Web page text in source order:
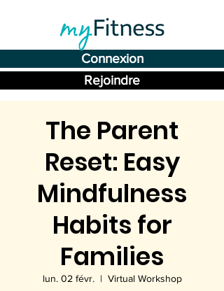
Connexion
Rejoindre
The Parent
Reset: Easy
Mindfulness
Habits for
Families
lun. 02 févr.
  |
Virtual Workshop